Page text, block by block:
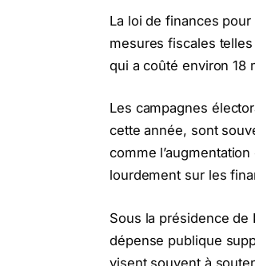
La loi de finances
mesures fiscales
qui a coûté environ 18
Les campagnes
cette année, sont
comme
lourdement sur les
Sous la présidence de
dépense publique
visent souvent à